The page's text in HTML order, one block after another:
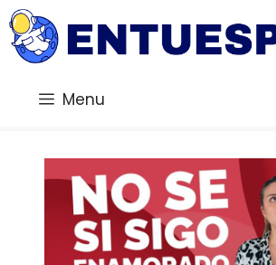
Saltar
al
contenido
Menu